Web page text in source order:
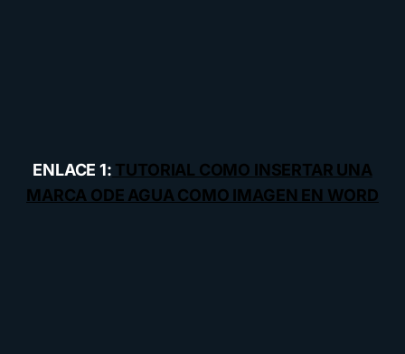
ENLACE 1: TUTORIAL COMO INSERTAR UNA
MARCA ODE AGUA COMO IMAGEN EN WORD